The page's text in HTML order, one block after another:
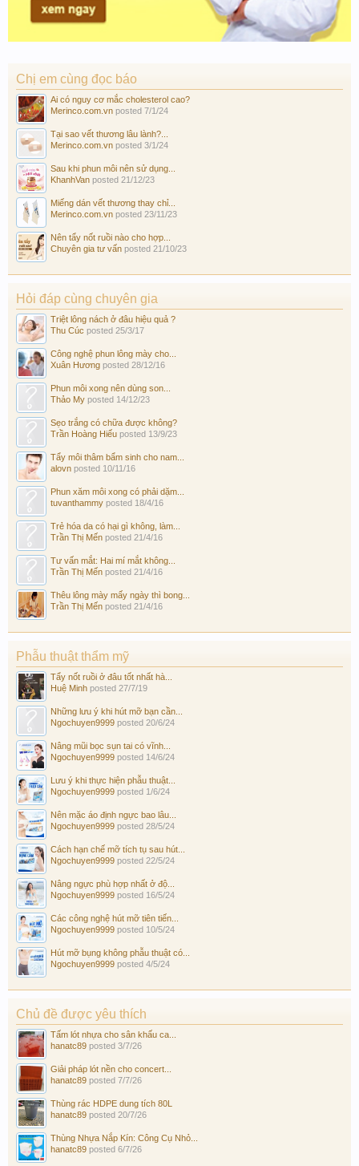
Chị em cùng đọc báo
Ai có nguy cơ mắc cholesterol cao?
Merinco.com.vn posted 7/1/24
Tại sao vết thương lâu lành?...
Merinco.com.vn posted 3/1/24
Sau khi phun môi nên sử dụng...
KhanhVan posted 21/12/23
Miếng dán vết thương thay chỉ...
Merinco.com.vn posted 23/11/23
Nên tẩy nốt ruồi nào cho hợp...
Chuyên gia tư vấn posted 21/10/23
Hỏi đáp cùng chuyên gia
Triệt lông nách ở đâu hiệu quả ?
Thu Cúc posted 25/3/17
Công nghệ phun lông mày cho...
Xuân Hương posted 28/12/16
Phun môi xong nên dùng son...
Thảo My posted 14/12/23
Sẹo trắng có chữa được không?
Trần Hoàng Hiếu posted 13/9/23
Tẩy môi thâm bẩm sinh cho nam...
alovn posted 10/11/16
Phun xăm môi xong có phải dặm...
tuvanthammy posted 18/4/16
Trẻ hóa da có hại gì không, làm...
Trần Thị Mến posted 21/4/16
Tư vấn mắt: Hai mí mắt không...
Trần Thị Mến posted 21/4/16
Thêu lông mày mấy ngày thì bong...
Trần Thị Mến posted 21/4/16
Phẫu thuật thẩm mỹ
Tẩy nốt ruồi ở đâu tốt nhất hà...
Huệ Minh posted 27/7/19
Những lưu ý khi hút mỡ bạn cần...
Ngochuyen9999 posted 20/6/24
Nâng mũi bọc sụn tai có vĩnh...
Ngochuyen9999 posted 14/6/24
Lưu ý khi thực hiện phẫu thuật...
Ngochuyen9999 posted 1/6/24
Nên mặc áo định ngực bao lâu...
Ngochuyen9999 posted 28/5/24
Cách hạn chế mỡ tích tụ sau hút...
Ngochuyen9999 posted 22/5/24
Nâng ngực phù hợp nhất ở độ...
Ngochuyen9999 posted 16/5/24
Các công nghệ hút mỡ tiên tiến...
Ngochuyen9999 posted 10/5/24
Hút mỡ bụng không phẫu thuật có...
Ngochuyen9999 posted 4/5/24
Chủ đề được yêu thích
Tấm lót nhựa cho sân khấu ca...
hanatc89 posted 3/7/26
Giải pháp lót nền cho concert...
hanatc89 posted 7/7/26
Thùng rác HDPE dung tích 80L
hanatc89 posted 20/7/26
Thùng Nhựa Nắp Kín: Công Cụ Nhỏ...
hanatc89 posted 6/7/26